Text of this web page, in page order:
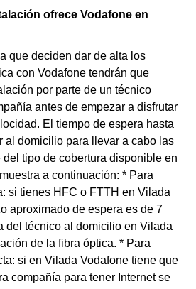
ofrece Vodafone en
que deciden dar de alta los
con Vodafone tendrán que
por parte de un técnico
antes de empezar a disfrutar
El tiempo de espera hasta
al domicilio para llevar a cabo las
tipo de cobertura disponible en
a continuación: * Para
si tienes HFC o FTTH en Vilada
aproximado de espera es de 7
del técnico al domicilio en Vilada
de la fibra óptica. * Para
si en Vilada Vodafone tiene que
compañía para tener Internet se